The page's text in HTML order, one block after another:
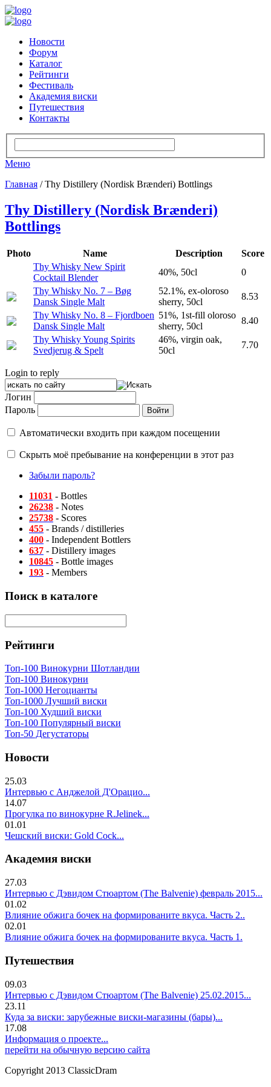
Новости
Форум
Каталог
Рейтинги
Фестиваль
Академия виски
Путешествия
Контакты
Меню
Главная / Thy Distillery (Nordisk Brænderi) Bottlings
Thy Distillery (Nordisk Brænderi)
Bottlings
Photo Name Description
Score
Thy Whisky New Spirit
Cocktail Blender
40%, 50cl
0
Thy Whisky No. 7 – Bøg
Dansk Single Malt
52.1%, ex-oloroso
sherry, 50cl
8.53
Thy Whisky No. 8 – Fjordboen
Dansk Single Malt
51%, 1st-fill oloroso
sherry, 50cl
8.40
Thy Whisky Young Spirits
Svedjerug & Spelt
46%, virgin oak,
50cl
7.70
Login to reply
Логин
Пароль
Автоматически входить при каждом посещении
Скрыть моё пребывание на конференции в этот раз
Забыли пароль?
11031 - Bottles
26238 - Notes
25738 - Scores
455 - Brands / distilleries
400 - Independent Bottlers
637 - Distillery images
10845 - Bottle images
193 - Members
Поиск в каталоге
Рейтинги
Топ-100 Винокурни Шотландии
Топ-100 Винокурни
Топ-1000 Негоцианты
Топ-1000 Лучший виски
Топ-100 Худший виски
Топ-100 Популярный виски
Топ-50 Дегустаторы
Новости
25.03
Интервью с Анджелой Д'Орацио...
14.07
Прогулка по винокурне R.Jelinek...
01.01
Чешский виски: Gold Cock...
Академия виски
27.03
Интервью с Дэвидом Стюартом (The Balvenie) февраль 2015...
01.02
Влияние обжига бочек на формированите вкуса. Часть 2..
02.01
Влияние обжига бочек на формированите вкуса. Часть 1.
Путешествия
09.03
Интервью с Дэвидом Стюартом (The Balvenie) 25.02.2015...
23.11
Куда за виски: зарубежные виски-магазины (бары)...
17.08
Информация о проекте...
перейти на обычную версию сайта
Copyright 2013 ClassicDram